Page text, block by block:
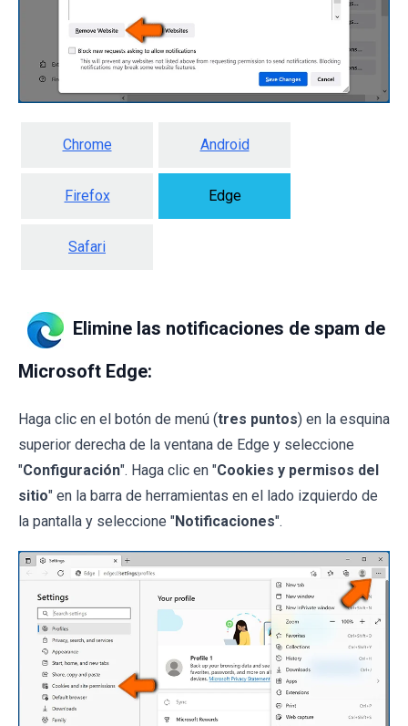
Chrome Android
Firefox Edge
Safari
Elimine las notificaciones de spam de
Microsoft Edge:
Haga clic en el botón de menú (tres puntos) en la esquina
superior derecha de la ventana de Edge y seleccione
"Configuración". Haga clic en "Cookies y permisos del
sitio" en la barra de herramientas en el lado izquierdo de
la pantalla y seleccione "Notificaciones".